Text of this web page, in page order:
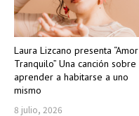
Laura Lizcano presenta “Amor
Tranquilo” Una canción sobre
aprender a habitarse a uno
mismo
8 julio, 2026